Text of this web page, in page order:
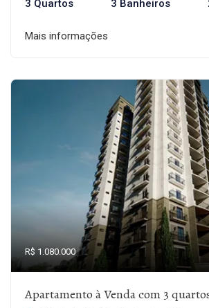
3 Quartos 3 Banheiros
Mais informações
R$ 1.080.000
Apartamento à Venda com 3